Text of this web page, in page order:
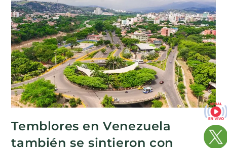
Temblores en Venezuela
también se sintieron con